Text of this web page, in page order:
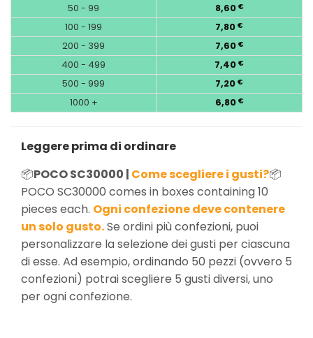
50 - 99
8,60 €
100 - 199 7,80 €
200 - 399 7,60 €
400 - 499 7,40 €
500 - 999 7,20 €
1000 + 6,80 €
Leggere prima di ordinare
📦POCO SC30000 | Come scegliere i gusti?📦
POCO SC30000 comes in boxes containing 10
pieces each. Ogni confezione deve contenere
un solo gusto.Se ordini più confezioni, puoi
personalizzare la selezione dei gusti per ciascuna
di esse. Ad esempio, ordinando 50 pezzi (ovvero 5
confezioni) potrai scegliere 5 gusti diversi, uno
per ogni confezione.